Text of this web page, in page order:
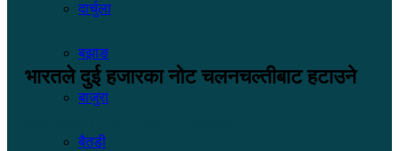
दार्चुला
बझाङ
बाजुरा
बैतडी
भारतले दुई हजारका नोट चलनचल्तीबाट हटाउने